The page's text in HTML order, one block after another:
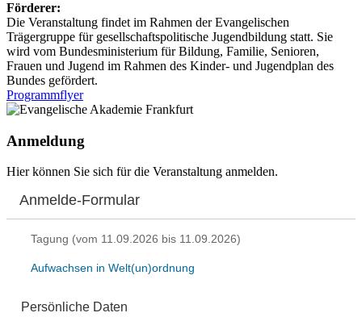
Förderer:
Die Veranstaltung findet im Rahmen der Evangelischen
Trägergruppe für gesellschaftspolitische Jugendbildung statt. Sie
wird vom Bundesministerium für Bildung, Familie, Senioren,
Frauen und Jugend im Rahmen des Kinder- und Jugendplan des
Bundes gefördert.
Programmflyer
Anmeldung
Hier können Sie sich für die Veranstaltung anmelden.